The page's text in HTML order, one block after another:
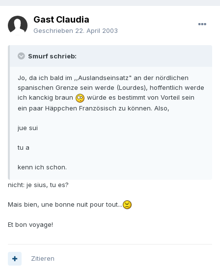
Gast Claudia
Geschrieben 22. April 2003
Smurf schrieb:
Jo, da ich bald im ,,Auslandseinsatz" an der nördlichen
spanischen Grenze sein werde (Lourdes), hoffentlich werde
ich kanckig braun
würde es bestimmt von Vorteil sein
ein paar Häppchen Französisch zu können. Also,
jue sui
tu a
kenn ich schon.
nicht: je sius, tu es?
Mais bien, une bonne nuit pour tout...
Et bon voyage!
Zitieren